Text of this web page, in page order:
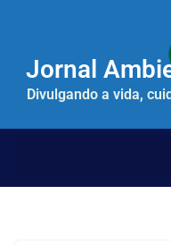
paraJornal
Divulgando a vida,